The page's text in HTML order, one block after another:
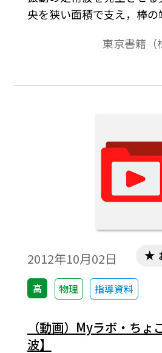
央を狭い面積で支え，棒
ときは横波，軸方向にた
発生する音の高さが異な
とで異なることによります
のアルミ製の丸棒を使って
要ですが，棒を偶数で等分
様に支えてたたくと，2倍
…の定常波を発生させるこ
東京書籍
2012年10月02日
高 物理 指導資料
（動画）Myラボ・ちょ
波】